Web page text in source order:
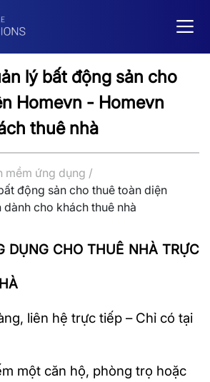
lý bất động sản cho
Homevn - Homevn
thuê nhà
mềm ứng dụng /
động sản cho thuê toàn diện
cho khách thuê nhà
DỤNG CHO THUÊ NHÀ TRỰC
liên hệ trực tiếp – Chỉ có tại
một căn hộ, phòng trọ hoặc